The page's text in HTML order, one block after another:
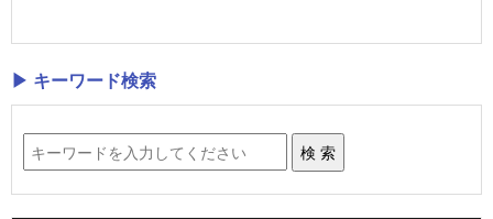
▶ キーワード検索